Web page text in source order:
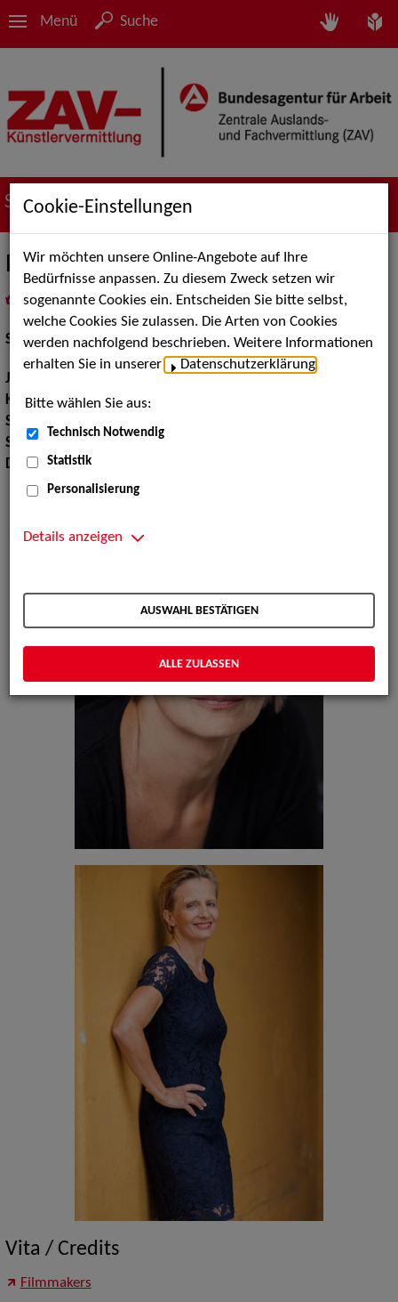
Menü Suche
Suche nach Künstler*innen
Petra Bischoff
als PDF speichern
inMeine Merklistelegen
Schauspiel:Film und TV, Bühne
Jahrgang:
Körpergröße:175 cm
Sport:
Sprachen:
Englisch, Französisch, Spanisch
Dialekte:Hessisch
Vita / Credits
Filmmakers
Cookie-Einstellungen
Wir möchten unsere Online-Angebote auf Ihre
Bedürfnisse anpassen. Zu diesem Zweck setzen wir
sogenannte Cookies ein. Entscheiden Sie bitte selbst,
welche Cookies Sie zulassen. Die Arten von Cookies
werden nachfolgend beschrieben. Weitere Informationen
erhalten Sie in unserer
Datenschutzerklärung
Bitte wählen Sie aus:
Technisch Notwendig
Statistik
Personalisierung
Details anzeigen
AUSWAHL BESTÄTIGEN
ALLE ZULASSEN